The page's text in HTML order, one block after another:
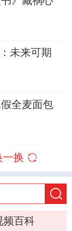
未来可期
全麦面包
一换
频百科